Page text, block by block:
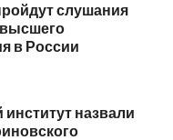
слушания
в России
назвали